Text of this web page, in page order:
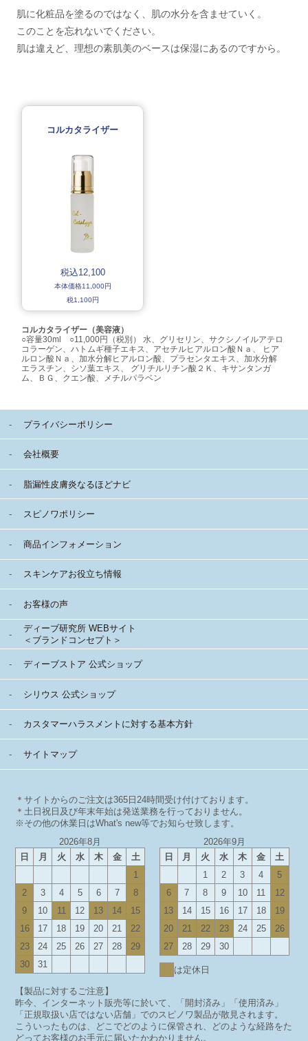
肌に化粧品を塗るのではなく、肌の水分を含ませていく。
このことを忘れないでください。
肌は違えど、理想の素肌美のベースは保湿にあるのですから。
コルカタライザー
税込12,100
本体価格11,000円
税1,100円
コルカタライザー（美容液）
○容量30ml ○11,000円（税別） 水、グリセリン、サクシノイルアテロ
コラーゲン、ハトムギ種子エキス、アセチルヒアルロン酸Ｎａ、 ヒア
ルロン酸Ｎａ、加水分解ヒアルロン酸、プラセンタエキス、加水分解
エラスチン、シソ葉エキス、 グリチルリチン酸２Ｋ、キサンタンガ
ム、ＢＧ、クエン酸、メチルパラベン
プライバシーポリシー
会社概要
脂漏性皮膚炎なるほどナビ
スピノワポリシー
商品インフォメーション
スキンケアお役立ち情報
お客様の声
ディーブ研究所 WEBサイト
＜ブランドコンセプト＞
ディーブストア 公式ショップ
シリウス 公式ショップ
カスタマーハラスメントに対する基本方針
サイトマップ
＊サイトからのご注文は365日24時間受け付けております。
＊土日祝日及び年末年始は発送業務を行っておりません。
※その他の休業日はWhat's new等でお知らせ致します。
2026年8月
日
月 火 水 木 金
土
1
2
3 4 5 6 7
8
9
10 11 12 13 14
15
16
17 18 19 20 21
22
23
24 25 26 27 28
29
30
31
2026年9月
日
月 火 水 木 金
土
1
2 3 4
5
6
7 8 9 10 11
12
13
14 15 16 17 18
19
20
21 22 23 24 25
26
27
28 29 30
は定休日
【製品に対するご注意】
昨今、インターネット販売等に於いて、「開封済み」「使用済み」
「正規取扱い店ではない店舗」でのスピノワ製品が散見されます。
こういったものは、どこでどのように保管され、どのような経路をた
どってお客様のお手元に届いたかわかりません。